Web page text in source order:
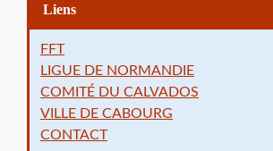
Liens
FFT
LIGUE DE NORMANDIE
COMITÉ DU CALVADOS
VILLE DE CABOURG
CONTACT